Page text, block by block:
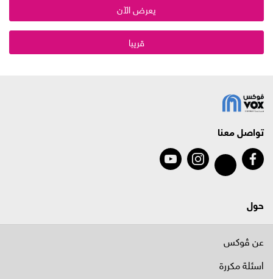
يعرض الآن
قريبا
تواصل معنا
حول
عن ڤوكس
اسئلة مكررة